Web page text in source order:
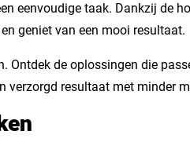
eenvoudige taak. Dankzij de
geniet van een mooi resultaat.
de oplossingen die
resultaat met minder